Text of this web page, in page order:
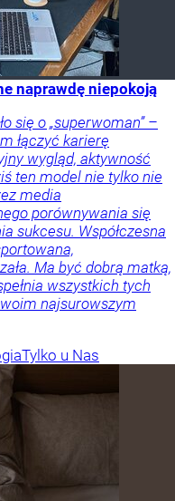
naprawdę niepokoją
się o „superwoman” –
łączyć karierę
wygląd, aktywność
ten model nie tylko nie
media
porównywania się
sukcesu. Współczesna
Ma być dobrą matką,
wszystkich tych
najsurowszym
Tylko u Nas